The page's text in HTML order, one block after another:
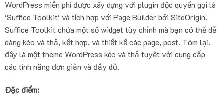
WordPress miễn phí được xây dựng với plugin độc quyền gọi là
‘Suffice Toolkit‘ và tích hợp với Page Builder bởi SiteOrigin.
Suffice Toolkit chứa một số widget tùy chỉnh mà bạn có thể dễ
dàng kéo và thả, kết hợp, và thiết kế các page, post. Tóm lại,
đây là một theme WordPress kéo và thả tuyệt vời cung cấp
các tính năng đơn giản và đầy đủ.
Đặc điểm: